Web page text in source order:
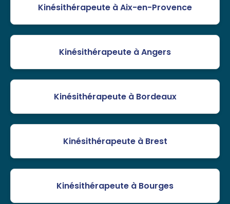
Kinésithérapeute à Aix-en-Provence
Kinésithérapeute à Angers
Kinésithérapeute à Bordeaux
Kinésithérapeute à Brest
Kinésithérapeute à Bourges